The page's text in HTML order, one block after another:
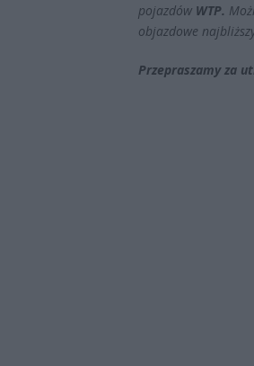
pojazdów WTP.
objazdowe
Przepraszamy za